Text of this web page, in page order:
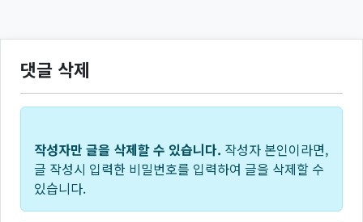
댓글 삭제
작성자만 글을 삭제할 수 있습니다. 작성자 본인이라면,
글 작성시 입력한 비밀번호를 입력하여 글을 삭제할 수
있습니다.